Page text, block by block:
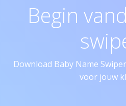
Begin
Download Baby Name
voor jouw